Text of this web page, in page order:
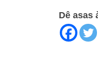
Dê asas